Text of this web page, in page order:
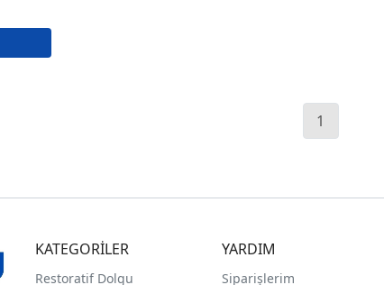
1
KATEGORİLER
Restoratif Dolgu
YARDIM
Siparişlerim